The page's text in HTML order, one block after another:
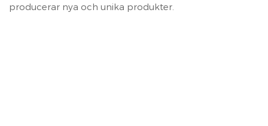
producerar nya och unika produkter.